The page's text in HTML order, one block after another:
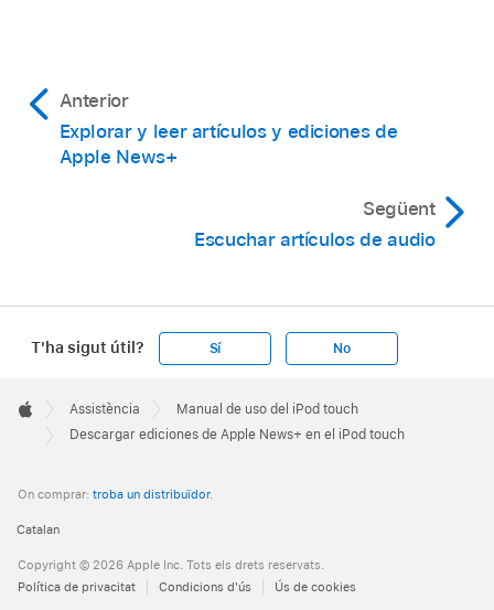
Anterior
Explorar y leer artículos y ediciones de
Apple News+
Següent
Escuchar artículos de audio
T'ha sigut útil? Sí No
Footer

Apple
Assistència
Manual de uso del iPod touch
Descargar ediciones de Apple News+ en el iPod touch
On comprar: troba un distribuïdor.
Catalan
Copyright © 2026 Apple Inc. Tots els drets reservats.
Política de privacitat
Condicions d'ús Ús de cookies